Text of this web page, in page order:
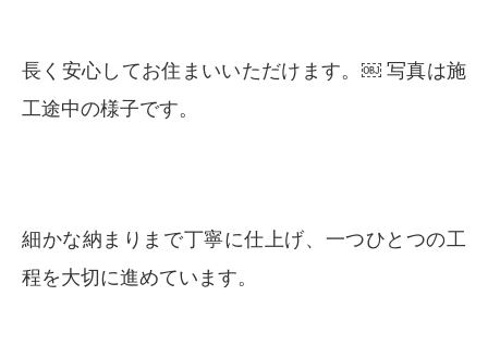
長く安心してお住まいいただけます。￼ 写真は施
工途中の様子です。
細かな納まりまで丁寧に仕上げ、一つひとつの工
程を大切に進めています。